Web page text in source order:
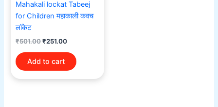
Mahakali lockat Tabeej
for Children महाकाली कवच
लॉकेट
₹501.00₹251.00
Add to cart